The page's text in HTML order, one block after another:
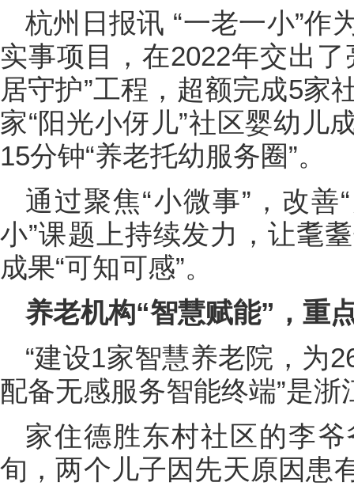
杭州日报讯 “一老一小”作
实事项目，在2022年交出
居守护”工程，超额完成5家
家“阳光小伢儿”社区婴幼儿
15分钟“养老托幼服务圈”。
通过聚焦“小微事”，改善
小”课题上持续发力，让耄
成果“可知可感”。
养老机构“智慧赋能”，重
“建设1家智慧养老院，为
配备无感服务智能终端”是
家住德胜东村社区的李
旬，两个儿子因先天原因患